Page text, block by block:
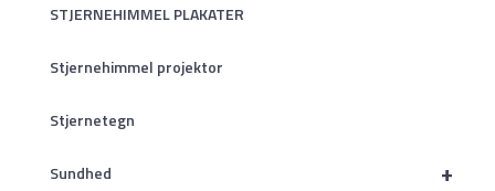
STJERNEHIMMEL PLAKATER
Stjernehimmel projektor
Stjernetegn
+
Sundhed